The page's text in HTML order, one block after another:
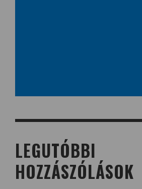
LEGUTÓBBI
HOZZÁSZÓLÁSOK